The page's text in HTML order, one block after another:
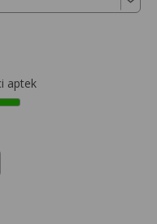
aptek
narzędzi
w